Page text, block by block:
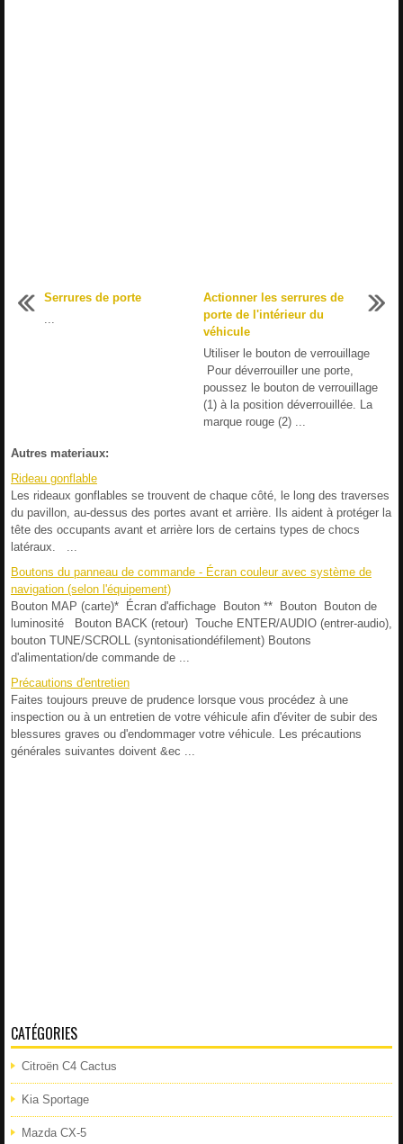
Serrures de porte
Actionner les serrures de
porte de l'intérieur du
véhicule
Utiliser le bouton de verrouillage
Pour déverrouiller une porte,
poussez le bouton de verrouillage
(1) à la position déverrouillée. La
marque rouge (2) ...
Autres materiaux:
Rideau gonflable
Les rideaux gonflables se trouvent de chaque côté, le long des traverses
du pavillon, au-dessus des portes avant et arrière. Ils aident à protéger la
tête des occupants avant et arrière lors de certains types de chocs
latéraux. ...
Boutons du panneau de commande - Écran couleur avec système de
navigation (selon l'équipement)
Bouton MAP (carte)* Écran d'affichage Bouton ** Bouton Bouton de
luminosité Bouton BACK (retour) Touche ENTER/AUDIO (entrer-audio),
bouton TUNE/SCROLL (syntonisationdéfilement) Boutons
d'alimentation/de commande de ...
Précautions d'entretien
Faites toujours preuve de prudence lorsque vous procédez à une
inspection ou à un entretien de votre véhicule afin d'éviter de subir des
blessures graves ou d'endommager votre véhicule. Les précautions
générales suivantes doivent &ec ...
CATÉGORIES
Citroën C4 Cactus
Kia Sportage
Mazda CX-5